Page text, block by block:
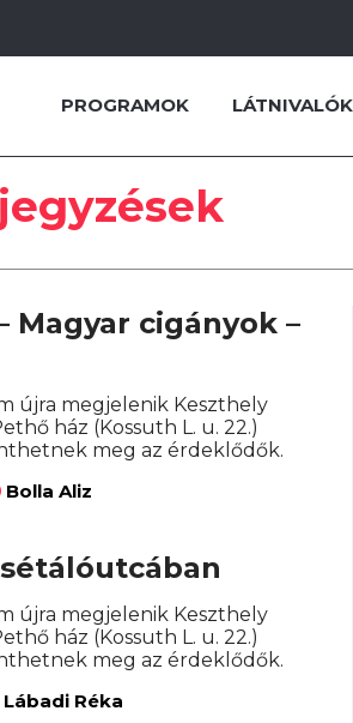
PROGRAMOK LÁTNIVALÓK
Magyar cigányok –
újra megjelenik Keszthely
ház (Kossuth L. u. 22.)
meg az érdeklődők.
Bolla Aliz
újra megjelenik Keszthely
ház (Kossuth L. u. 22.)
meg az érdeklődők.
Lábadi Réka